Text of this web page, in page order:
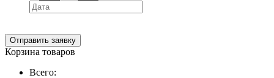
Отправить заявку
Корзина товаров
Всего: